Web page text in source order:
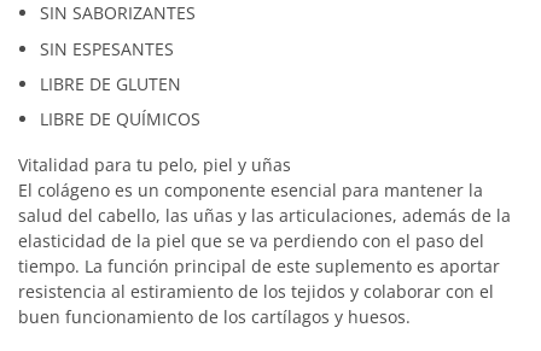
SIN SABORIZANTES
SIN ESPESANTES
LIBRE DE GLUTEN
LIBRE DE QUÍMICOS
Vitalidad para tu pelo, piel y uñas
El colágeno es un componente esencial para mantener la
salud del cabello, las uñas y las articulaciones, además de la
elasticidad de la piel que se va perdiendo con el paso del
tiempo. La función principal de este suplemento es aportar
resistencia al estiramiento de los tejidos y colaborar con el
buen funcionamiento de los cartílagos y huesos.